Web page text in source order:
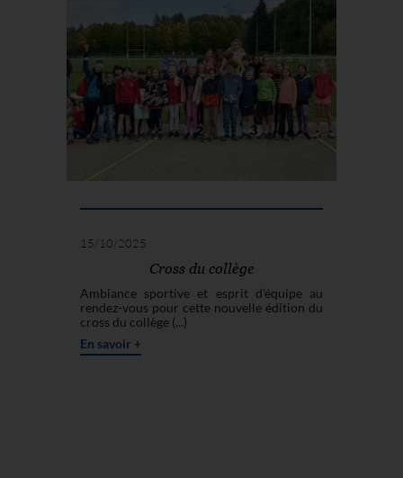
15/10/2025
Cross du collège
Ambiance sportive et esprit d’équipe au
rendez-vous pour cette nouvelle édition du
cross du collège (...)
En savoir +